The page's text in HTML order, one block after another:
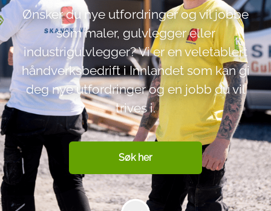
Ønsker du nye utfordringer og vil jobbe
som maler, gulvlegger eller
industrigulvlegger? Vi er en veletablert
håndverksbedrift i Innlandet som kan gi
deg nye utfordringer og en jobb du vil
trives i.
Søk her